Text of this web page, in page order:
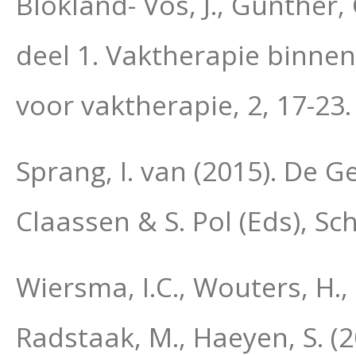
deel 1. Vaktherapie
voor vaktherapie, 2, 17-23.
Sprang, I. van (2015). De
Claassen & S. Pol (Eds),
Wiersma, I.C., Wouters,
Radstaak, M., Haeyen, S.